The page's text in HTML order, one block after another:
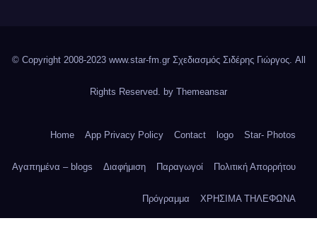
© Copyright 2008-2023 www.star-fm.gr Σχεδιασμός Σιδέρης Γιώργος. All
Rights Reserved. by Themeansar
Home App Privacy Policy Contact logo Star- Photos
Αγαπημένα – blogs Διαφήμιση Παραγωγοί Πολιτική Απορρήτου
Πρόγραμμα ΧΡΗΣΙΜΑ ΤΗΛΕΦΩΝΑ